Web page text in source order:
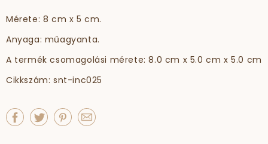
Mérete: 8 cm x 5 cm.
Anyaga: műagyanta.
A termék csomagolási mérete: 8.0 cm x 5.0 cm x 5.0 cm
Cikkszám: snt-inc025